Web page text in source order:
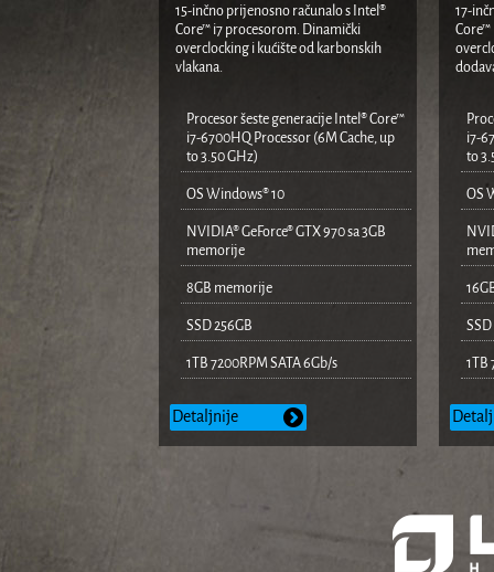
15-inčno prijenosno računalo s Intel®
Core™ i7 procesorom. Dinamički
overclocking i kućište od karbonskih
vlakana.
Procesor šeste generacije Intel® Core™
i7-6700HQ Processor (6M Cache, up
to 3.50 GHz)
OS Windows® 10
NVIDIA® GeForce® GTX 970 sa 3GB
memorije
8GB memorije
SSD 256GB
1TB 7200RPM SATA 6Gb/s
Detaljnije
17-
i7-
to
OS
1TB